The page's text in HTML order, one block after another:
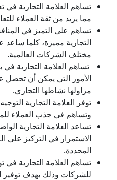
تساهم العلامة التجارية في
مما يزيد من ثقة العملاء
تساهم على التميز في
التجارية مميزة، كلما
مختلف الشركات العالمية.
تساهم العلامة التجارية في
الأمور التي يمكن أن
مزاولها نشاطها التجاري.
توفر العلامة التجارية
وتساهم في جذب العملاء
تساعد العلامة التجارية
الاستمرار في التركيز على
المحددة.
تساهم العلامة التجارية في
للشركات وذلك بهدف